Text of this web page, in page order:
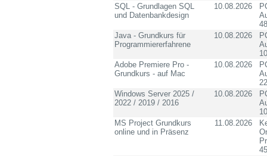
SQL - Grundlagen SQL
und Datenbankdesign
10.08.2026
Java - Grundkurs für
Programmiererfahrene
10.08.2026
Adobe Premiere Pro -
Grundkurs - auf Mac
10.08.2026
Windows Server 2025 /
2022 / 2019 / 2016
10.08.2026
MS Project Grundkurs
online und in Präsenz
11.08.2026